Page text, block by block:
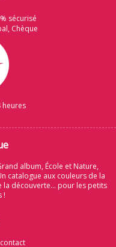
sécurisé
Chèque
heures
album, École et Nature,
catalogue aux couleurs de la
la découverte... pour les petits
!